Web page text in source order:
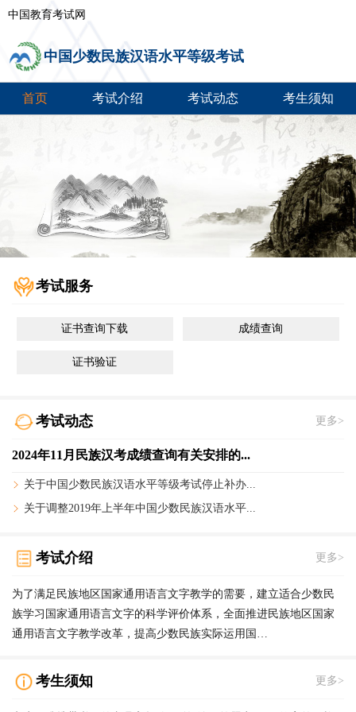
中国教育考试网
中国少数民族汉语水平等级考试
首页 考试介绍 考试动态 考生须知
考试服务
证书查询下载 成绩查询
证书验证
考试动态 更多>
2024年11月民族汉考成绩查询有关安排的...
关于中国少数民族汉语水平等级考试停止补办...
关于调整2019年上半年中国少数民族汉语水平...
考试介绍 更多>
为了满足民族地区国家通用语言文字教学的需要，建立适合少数民
族学习国家通用语言文字的科学评价体系，全面推进民族地区国家
通用语言文字教学改革，提高少数民族实际运用国…
考生须知 更多>